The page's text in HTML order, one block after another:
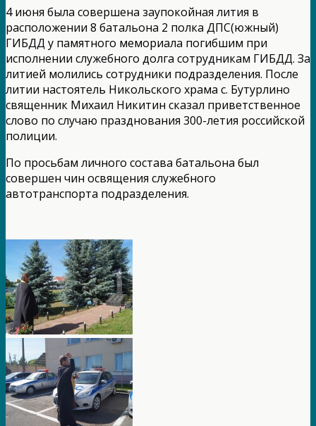
4 июня была совершена заупокойная лития в
расположении 8 батальона 2 полка ДПС(южный)
ГИБДД у памятного мемориала погибшим при
исполнении служебного долга сотрудникам ГИБДД. За
литией молились сотрудники подразделения. После
литии настоятель Никольского храма с. Бутурлино
священник Михаил Никитин сказал приветственное
слово по случаю празднования 300-летия российской
полиции.
По просьбам личного состава батальона был
совершен чин освящения служебного
автотранспорта подразделения.